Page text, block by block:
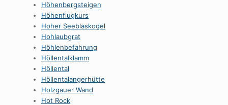
Höhenbergsteigen
Höhenflugkurs
Hoher Seeblaskogel
Hohlaubgrat
Höhlenbefahrung
HöllentaIklamm
Höllental
Höllentalangerhütte
Holzgauer Wand
Hot Rock